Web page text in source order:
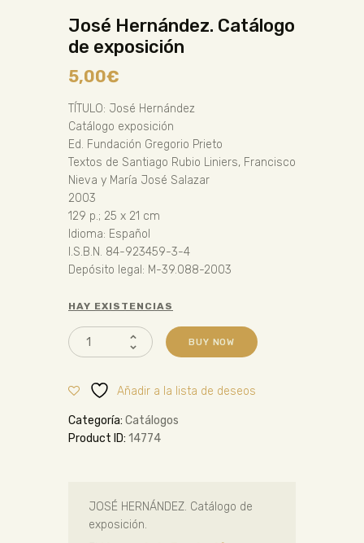
José Hernández. Catálogo
de exposición
5,00€
TÍTULO: José Hernández
Catálogo exposición
Ed. Fundación Gregorio Prieto
Textos de Santiago Rubio Liniers, Francisco
Nieva y María José Salazar
2003
129 p.; 25 x 21 cm
Idioma: Español
I.S.B.N. 84-923459-3-4
Depósito legal: M-39.088-2003
HAY EXISTENCIAS
BUY NOW
Añadir a la lista de deseos
Categoría: Catálogos
Product ID: 14774
JOSÉ HERNÁNDEZ. Catálogo de
exposición.